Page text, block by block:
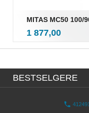
MITAS MC50 100/
Pris
1 877,00mva.
BESTSELGERE